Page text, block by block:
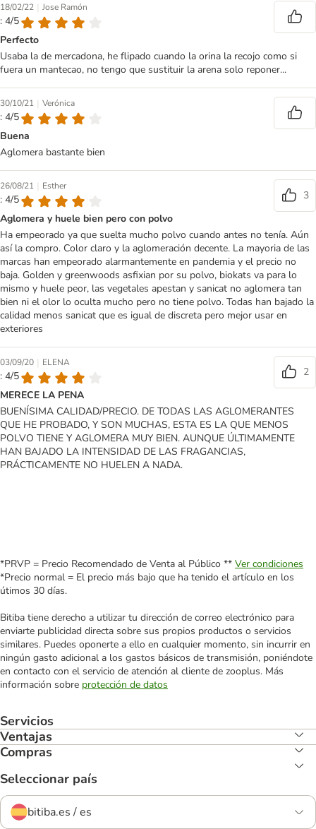
18/02/22 | Jose Ramón
: 4/5
Perfecto
Usaba la de mercadona, he flipado cuando la orina la recojo como si
fuera un mantecao, no tengo que sustituir la arena solo reponer...
30/10/21 | Verónica
: 4/5
Buena
Aglomera bastante bien
26/08/21 | Esther
: 4/5
3
Aglomera y huele bien pero con polvo
Ha empeorado ya que suelta mucho polvo cuando antes no tenía. Aún
así la compro. Color claro y la aglomeración decente. La mayoria de las
marcas han empeorado alarmantemente en pandemia y el precio no
baja. Golden y greenwoods asfixian por su polvo, biokats va para lo
mismo y huele peor, las vegetales apestan y sanicat no aglomera tan
bien ni el olor lo oculta mucho pero no tiene polvo. Todas han bajado la
calidad menos sanicat que es igual de discreta pero mejor usar en
exteriores
03/09/20 | ELENA
: 4/5
2
MERECE LA PENA
BUENÍSIMA CALIDAD/PRECIO. DE TODAS LAS AGLOMERANTES
QUE HE PROBADO, Y SON MUCHAS, ESTA ES LA QUE MENOS
POLVO TIENE Y AGLOMERA MUY BIEN. AUNQUE ÚLTIMAMENTE
HAN BAJADO LA INTENSIDAD DE LAS FRAGANCIAS,
PRÁCTICAMENTE NO HUELEN A NADA.
*PRVP = Precio Recomendado de Venta al Público ** Ver condiciones
*Precio normal = El precio más bajo que ha tenido el artículo en los
útimos 30 días.
Bitiba tiene derecho a utilizar tu dirección de correo electrónico para
enviarte publicidad directa sobre sus propios productos o servicios
similares. Puedes oponerte a ello en cualquier momento, sin incurrir en
ningún gasto adicional a los gastos básicos de transmisión, poniéndote
en contacto con el servicio de atención al cliente de zooplus. Más
información sobre protección de datos
Servicios
Ventajas
Compras
Seleccionar país
bitiba.es / es